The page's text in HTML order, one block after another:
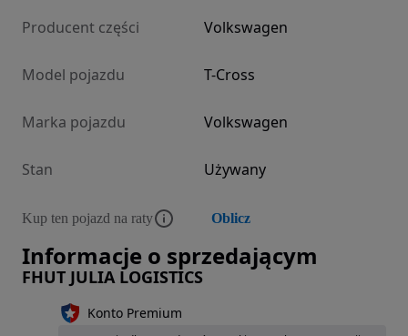
Producent części Volkswagen
Model pojazdu T-Cross
Marka pojazdu Volkswagen
Stan Używany
Kup ten pojazd na raty Oblicz
Informacje o sprzedającym
FHUT JULIA LOGISTICS
Konto Premium